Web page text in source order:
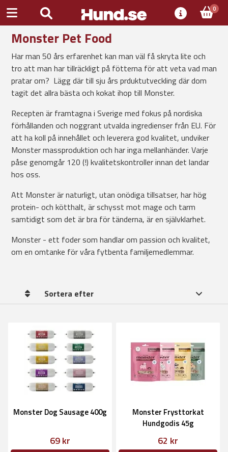
0
Monster Pet Food
Har man 50 års erfarenhet kan man väl få skryta lite och
tro att man har tillräckligt på fötterna för att veta vad man
pratar om? Lägg där till sju års prduktutveckling där dom
tagit det allra bästa och kokat ihop till Monster.
Recepten är framtagna i Sverige med fokus på nordiska
förhållanden och noggrant utvalda ingredienser från EU. För
att ha koll på innehållet och leverera god kvalitet, undviker
Monster massproduktion och har inga mellanhänder. Varje
påse genomgår 120 (!) kvalitetskontroller innan det landar
hos oss.
Att Monster är naturligt, utan onödiga tillsatser, har hög
protein- och kötthalt, är schysst mot mage och tarm
samtidigt som det är bra för tänderna, är en självklarhet.
Monster - ett foder som handlar om passion och kvalitet,
om en omtanke för våra fytbenta familjemedlemmar.
Sortera efter
Monster Dog Sausage 400g
69 kr
Monster Frysttorkat
Hundgodis 45g
62 kr